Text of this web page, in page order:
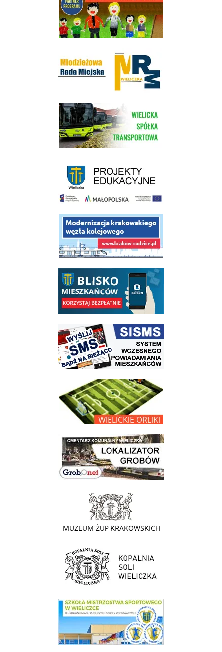
link do strony Wielickiej Spółki Transportowej
link do opisu projektu budowy linii kolejowej Krakow Rudzice
link do opisu aplikacji - BLISKO, Gmina Wieliczka w aplikacji Blisko
link do strony systemu wczesnego ostrzegania mieszkańców SISMS
link do opisu projektu Wielickie Orliki
link do lokalizatora grobów na wielickim cmentarzu - grobnet
link do strony - Muzeum Żup Krakowskich Wieliczka
link do strony Kopalni Soli Wieliczka
link do SMS Wieliczka